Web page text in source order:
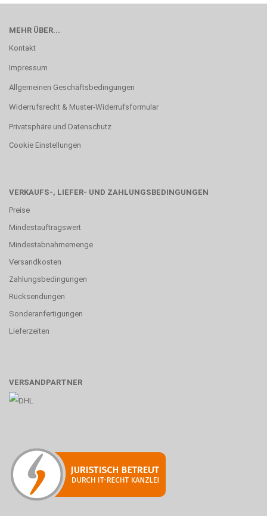
MEHR ÜBER...
Kontakt
Impressum
Allgemeinen Geschäftsbedingungen
Widerrufsrecht & Muster-Widerrufsformular
Privatsphäre und Datenschutz
Cookie Einstellungen
VERKAUFS-, LIEFER- UND ZAHLUNGSBEDINGUNGEN
Preise
Mindestauftragswert
Mindestabnahmemenge
Versandkosten
Zahlungsbedingungen
Rücksendungen
Sonderanfertigungen
Lieferzeiten
VERSANDPARTNER